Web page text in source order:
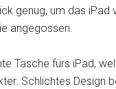
genug, um das
angegossen.
Tasche fürs iPad,
Schlichtes Design